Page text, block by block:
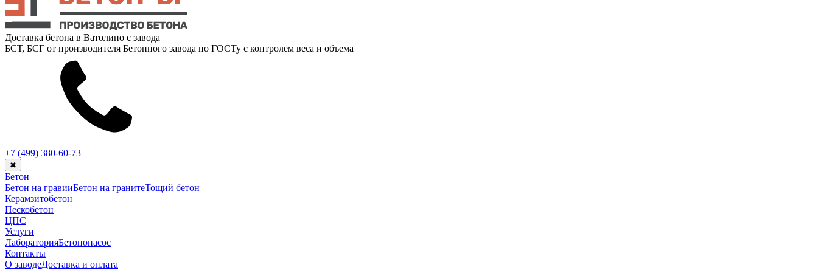
Доставка бетона в Ватолино с завода
БСТ, БСГ от производителя Бетонного завода по ГОСТу с контролем веса и объема
+7 (499) 380-60-73
✖
Бетон
Бетон на гравииБетон на гранитеТощий бетон
Керамзитобетон
Пескобетон
ЦПС
Услуги
ЛабораторияБетононасос
Контакты
О заводеДоставка и оплата